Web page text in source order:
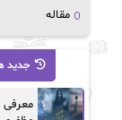
مقاله
جدید
معرفی